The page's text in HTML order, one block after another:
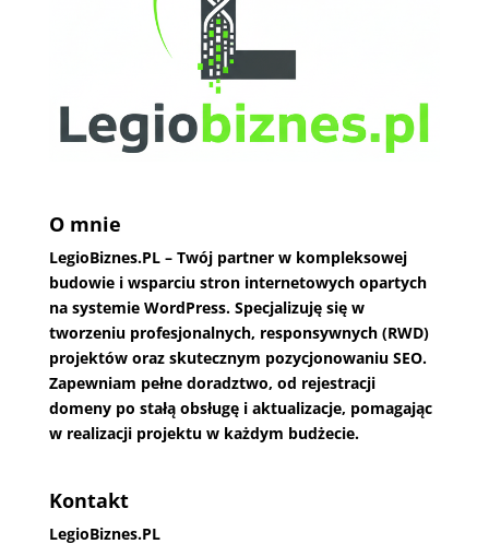
O mnie
LegioBiznes.PL– Twój partner w kompleksowej
budowie i wsparciu stron internetowych opartych
na systemie WordPress. Specjalizuję się w
tworzeniu profesjonalnych, responsywnych (RWD)
projektów oraz skutecznym pozycjonowaniu SEO.
Zapewniam pełne doradztwo, od rejestracji
domeny po stałą obsługę i aktualizacje, pomagając
w realizacji projektu w każdym budżecie.
Kontakt
LegioBiznes.PL